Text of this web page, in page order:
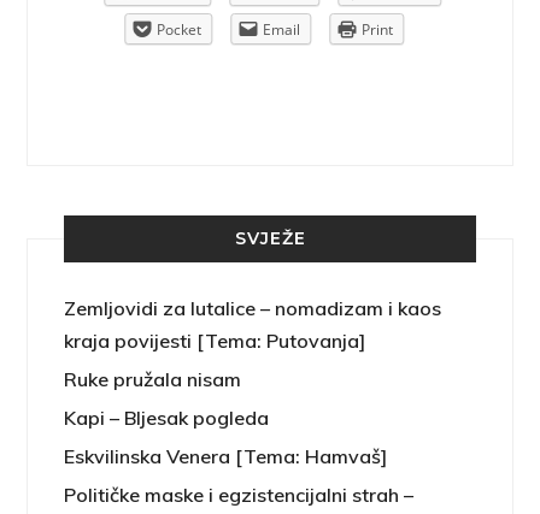
Pocket
Email Print
SVJEŽE
Zemljovidi za lutalice – nomadizam i kaos
kraja povijesti [Tema: Putovanja]
Ruke pružala nisam
Kapi – Bljesak pogleda
Eskvilinska Venera [Tema: Hamvaš]
Političke maske i egzistencijalni strah –